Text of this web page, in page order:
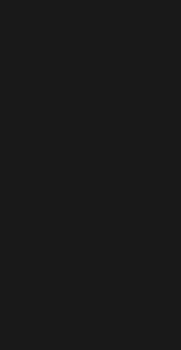
ventana)
ventana)